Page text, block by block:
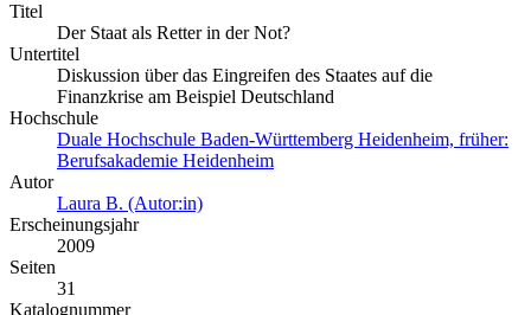
Titel
Der Staat als Retter in der Not?
Untertitel
Diskussion über das Eingreifen des Staates auf die
Finanzkrise am Beispiel Deutschland
Hochschule
Duale Hochschule Baden-Württemberg Heidenheim, früher:
Berufsakademie Heidenheim
Autor
Laura B. (Autor:in)
Erscheinungsjahr
2009
Seiten
31
Katalognummer